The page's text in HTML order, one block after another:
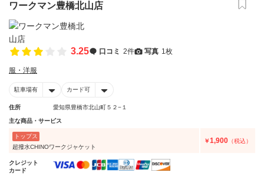
ワークマン豊橋北山店
3.25 口コミ 2件 写真 1枚
服・洋服
駐車場有 カード可
住所 愛知県豊橋市北山町５２−１
主な商品・サービス
トップス
超撥水CHINOワークジャケット
￥1,900 （税込）
クレジット
カード